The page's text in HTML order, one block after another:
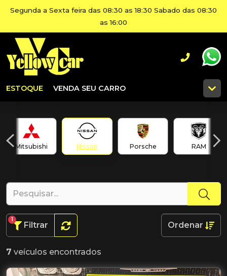
Segunda a Sexta feira das 08:30 as 18:30 Sabado das 08:30
as 16:00
ESTOQUE VENDA SEU CARRO
Mitsubishi Nissan Porsche RAM
Filtrar
1
Ordenar
7 veículos encontrados